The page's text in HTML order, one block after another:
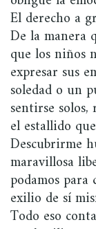
El derecho a
De la manera
que los niños
expresar sus
soledad o un
sentirse
el estallido
Descubrirme
maravillosa
podamos
exilio de sí
Todo eso